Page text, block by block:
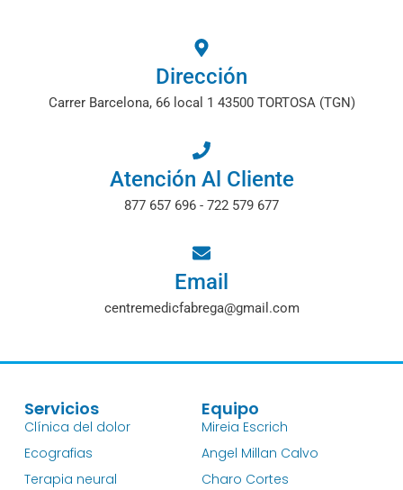
Dirección
Carrer Barcelona, 66 local 1 43500 TORTOSA (TGN)
Atención Al Cliente
877 657 696 - 722 579 677
Email
centremedicfabrega@gmail.com
Servicios
Clínica del dolor
Ecografias
Terapia neural
Equipo
Mireia Escrich
Angel Millan Calvo
Charo Cortes